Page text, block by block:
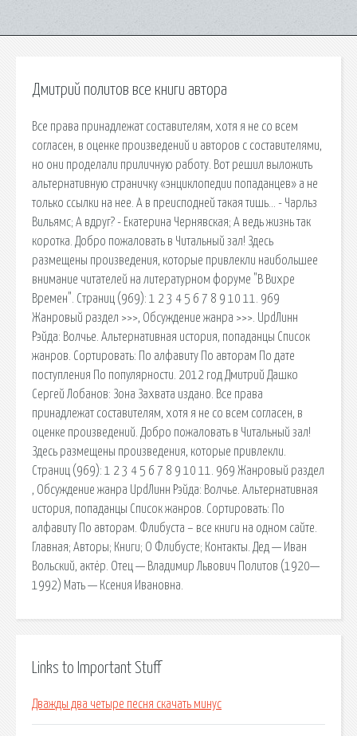
Дмитрий политов все книги автора
Все права принадлежат составителям, хотя я не со всем
согласен, в оценке произведений и авторов с составителями,
но они проделали приличную работу. Вот решил выложить
альтернативную страничку «энциклопедии попаданцев» а не
только ссылки на нее. А в преисподней такая тишь… - Чарльз
Вильямс; А вдруг? - Екатерина Чернявская; А ведь жизнь так
коротка. Добро пожаловать в Читальный зал! Здесь
размещены произведения, которые привлекли наибольшее
внимание читателей на литературном форуме "В Вихре
Времен". Страниц (969): 1 2 3 4 5 6 7 8 9 10 11. 969
Жанровый раздел >>>, Обсуждение жанра >>>. UpdЛинн
Рэйда: Волчье. Альтернативная история, попаданцы Список
жанров. Сортировать: По алфавиту По авторам По дате
поступления По популярности. 2012 год Дмитрий Дашко
Сергей Лобанов: Зона Захвата издано. Все права
принадлежат составителям, хотя я не со всем согласен, в
оценке произведений. Добро пожаловать в Читальный зал!
Здесь размещены произведения, которые привлекли.
Страниц (969): 1 2 3 4 5 6 7 8 9 10 11. 969 Жанровый раздел
, Обсуждение жанра UpdЛинн Рэйда: Волчье. Альтернативная
история, попаданцы Список жанров. Сортировать: По
алфавиту По авторам. Флибуста – все книги на одном сайте.
Главная; Авторы; Книги; О Флибусте; Контакты. Дед — Иван
Вольский, актёр. Отец — Владимир Львович Политов (1920—
1992) Мать — Ксения Ивановна.
Links to Important Stuff
Дважды два четыре песня скачать минус